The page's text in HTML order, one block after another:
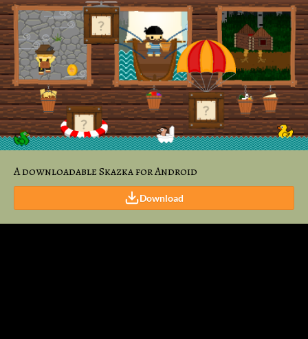
A downloadable Skazka for Android
Download